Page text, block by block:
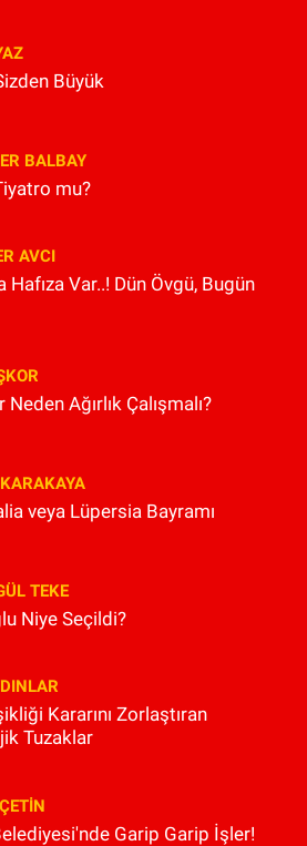
Büyük
BALBAY
mu?
AVCI
Hafıza Var..! Dün Övgü, Bugün
Neden Ağırlık Çalışmalı?
veya Lüpersia Bayramı
TEKE
Niye Seçildi?
Kararını Zorlaştıran
Tuzaklar
Garip Garip İşler!